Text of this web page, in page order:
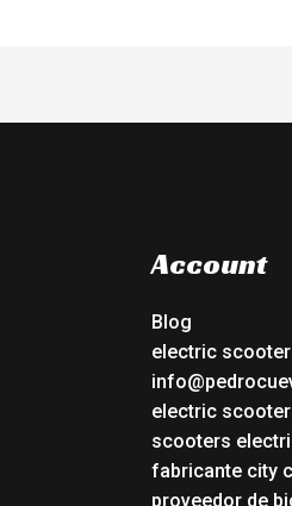
Account
Blog
electric
electric
scooters
fabricante city
proveedor de